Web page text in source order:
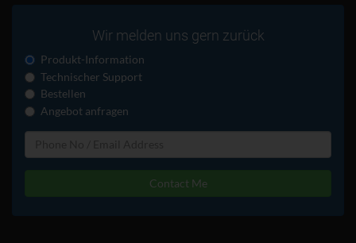
Wir melden uns gern zurück
Produkt-Information
Technischer Support
Bestellen
Angebot anfragen
Contact Me